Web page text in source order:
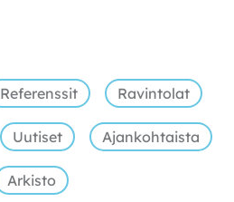
Referenssit Ravintolat
Uutiset Ajankohtaista
Arkisto